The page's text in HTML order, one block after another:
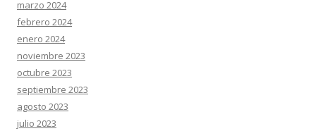
marzo 2024
febrero 2024
enero 2024
noviembre 2023
octubre 2023
septiembre 2023
agosto 2023
julio 2023